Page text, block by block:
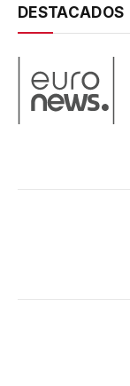
DESTACADOS